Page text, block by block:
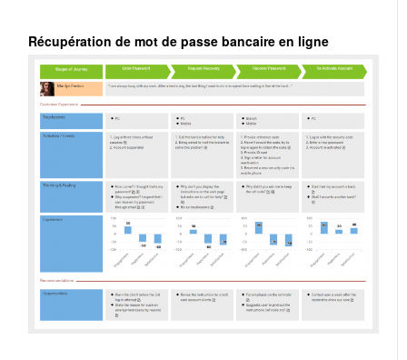
Récupération de mot de passe bancaire en ligne